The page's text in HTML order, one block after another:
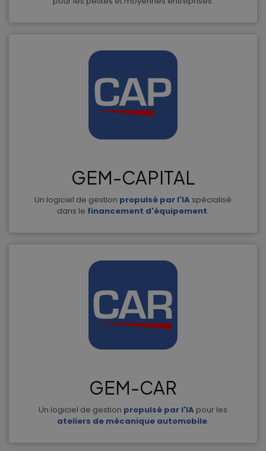
GEM-CAPITAL
Un logiciel de gestion propulsé par l'IA spécialisé
dans le financement d'équipement.
GEM-CAR
Un logiciel de gestion propulsé par l'IA pour les
ateliers de mécanique automobile.